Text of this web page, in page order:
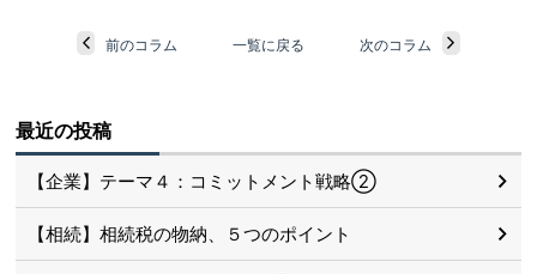
前のコラム 一覧に戻る 次のコラム
最近の投稿
【企業】テーマ４：コミットメント戦略②
【相続】相続税の物納、５つのポイント